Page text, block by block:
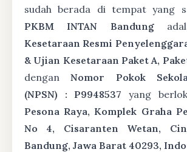
sudah berada di tempat yang
PKBM INTAN Bandung
Kesetaraan Resmi
& Ujian Kesetaraan Paket A,
denganNomor Pokok
(NPSN) : P9948537 yang
Pesona Raya, Komplek Graha
No 4, Cisaranten Wetan,
Bandung, Jawa Barat 40293,